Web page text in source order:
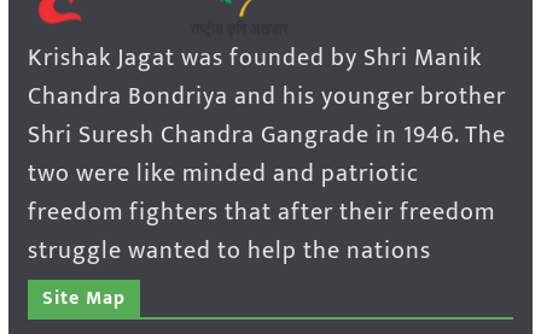
Krishak Jagat was founded by Shri Manik
Chandra Bondriya and his younger brother
Shri Suresh Chandra Gangrade in 1946. The
two were like minded and patriotic
freedom fighters that after their freedom
struggle wanted to help the nations
Site Map